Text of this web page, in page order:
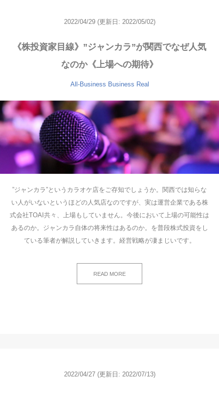
2022/04/29 (更新日: 2022/05/02)
《株投資家目線》”ジャンカラ”が関西でなぜ人気
なのか《上場への期待》
All-Business Business Real
”ジャンカラ”というカラオケ店をご存知でしょうか。関西では知らな
い人がいないというほどの人気店なのですが、実は運営企業である株
式会社TOAI共々、上場もしていません。今後において上場の可能性は
あるのか。ジャンカラ自体の将来性はあるのか。を普段株式投資をし
ている筆者が解説していきます。経営戦略が凄まじいです。
READ MORE
2022/04/27 (更新日: 2022/07/13)